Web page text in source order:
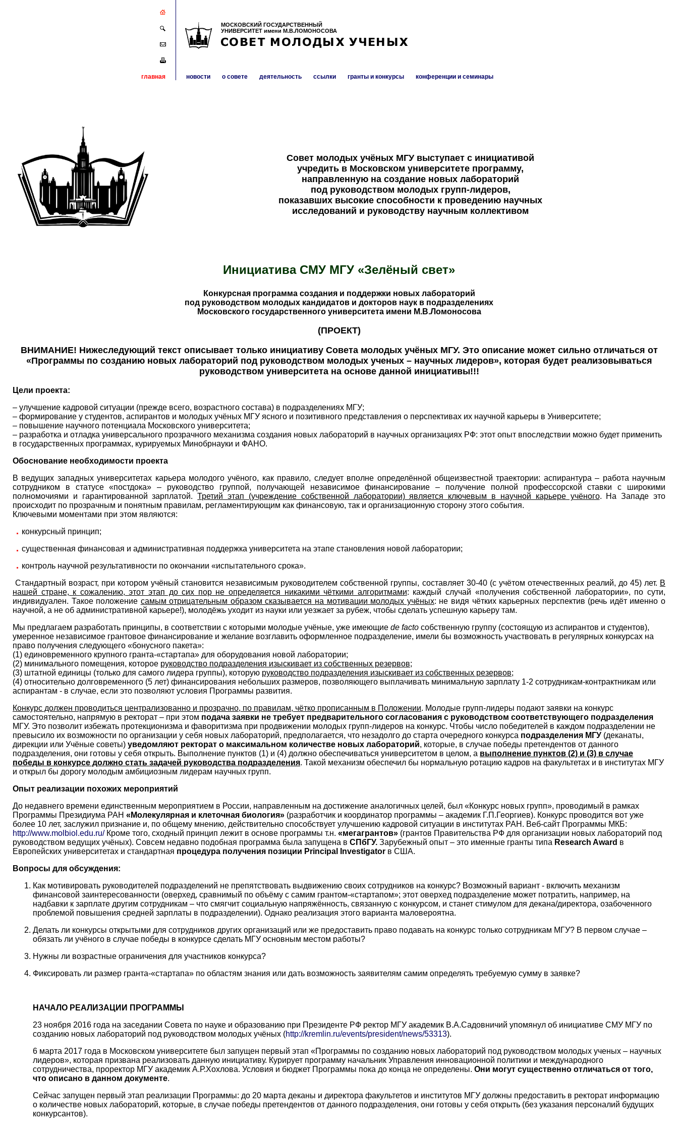
МОСКОВСКИЙ ГОСУДАРСТВЕННЫЙ
УНИВЕРСИТЕТ имени М.В.ЛОМОНОСОВА
главная новости о совете деятельность ссылки гранты и конкурсы конференции и семинары
Совет молодых учёных МГУ выступает с инициативой
учредить в Московском университете программу,
направленную на создание новых лабораторий
под руководством молодых групп-лидеров,
показавших высокие способности к проведению научных
исследований и руководству научным коллективом
Инициатива СМУ МГУ «Зелёный свет»
Конкурсная программа создания и поддержки новых лабораторий
под руководством молодых кандидатов и докторов наук в подразделениях
Московского государственного университета имени М.В.Ломоносова
(ПРОЕКТ)
ВНИМАНИЕ! Нижеследующий текст описывает только инициативу Совета молодых учёных МГУ. Это описание может сильно отличаться от
«Программы по созданию новых лабораторий под руководством молодых ученых – научных лидеров», которая будет реализовываться
руководством университета на основе данной инициативы!!!
Цели проекта:
– улучшение кадровой ситуации (прежде всего, возрастного состава) в подразделениях МГУ;
– формирование у студентов, аспирантов и молодых учёных МГУ ясного и позитивного представления о перспективах их научной карьеры в Университете;
– повышение научного потенциала Московского университета;
– разработка и отладка универсального прозрачного механизма создания новых лабораторий в научных организациях РФ: этот опыт впоследствии можно будет применить
в государственных программах, курируемых Минобрнауки и ФАНО.
Обоснование необходимости проекта
В ведущих западных университетах карьера молодого учёного, как правило, следует вполне определённой общеизвестной траектории: аспирантура – работа научным
сотрудником в статусе «постдока» – руководство группой, получающей независимое финансирование – получение полной профессорской ставки с широкими
полномочиями и гарантированной зарплатой.Третий этап (учреждение собственной лаборатории) является ключевым в научной карьере учёного. На Западе это
происходит по прозрачным и понятным правилам, регламентирующим как финансовую, так и организационную сторону этого события.
Ключевыми моментами при этом являются:
конкурсный принцип;
существенная финансовая и административная поддержка университета на этапе становления новой лаборатории;
контроль научной результативности по окончании «испытательного срока».
Стандартный возраст, при котором учёный становится независимым руководителем собственной группы, составляет 30-40 (с учётом отечественных реалий, до 45) лет. В
нашей стране, к сожалению, этот этап до сих пор не определяется никакими чёткими алгоритмами: каждый случай «получения собственной лаборатории», по сути,
индивидуален. Такое положение самым отрицательным образом сказывается на мотивации молодых учёных: не видя чётких карьерных перспектив (речь идёт именно о
научной, а не об административной карьере!), молодёжь уходит из науки или уезжает за рубеж, чтобы сделать успешную карьеру там.
Мы предлагаем разработать принципы, в соответствии с которыми молодые учёные, уже имеющие de facto собственную группу (состоящую из аспирантов и студентов),
умеренное независимое грантовое финансирование и желание возглавить оформленное подразделение, имели бы возможность участвовать в регулярных конкурсах на
право получения следующего «бонусного пакета»:
(1) единовременного крупного гранта-«стартапа» для оборудования новой лаборатории;
(2) минимального помещения, которое руководство подразделения изыскивает из собственных резервов;
(3) штатной единицы (только для самого лидера группы), которую руководство подразделения изыскивает из собственных резервов;
(4) относительно долговременного (5 лет) финансирования небольших размеров, позволяющего выплачивать минимальную зарплату 1-2 сотрудникам-контрактникам или
аспирантам - в случае, если это позволяют условия Программы развития.
Конкурс должен проводиться централизованно и прозрачно, по правилам, чётко прописанным в Положении. Молодые групп-лидеры подают заявки на конкурс
самостоятельно, напрямую в ректорат – при этом подача заявки не требует предварительного согласования с руководством соответствующего подразделения
МГУ. Это позволит избежать протекционизма и фаворитизма при продвижении молодых групп-лидеров на конкурс. Чтобы число победителей в каждом подразделении не
превысило их возможности по организации у себя новых лабораторий, предполагается, что незадолго до старта очередного конкурса подразделения МГУ (деканаты,
дирекции или Учёные советы) уведомляют ректорат о максимальном количестве новых лабораторий, которые, в случае победы претендентов от данного
подразделения, они готовы у себя открыть. Выполнение пунктов (1) и (4) должно обеспечиваться университетом в целом, а выполнение пунктов (2) и (3) в случае
победы в конкурсе должно стать задачей руководства подразделения. Такой механизм обеспечил бы нормальную ротацию кадров на факультетах и в институтах МГУ
и открыл бы дорогу молодым амбициозным лидерам научных групп.
Опыт реализации похожих мероприятий
До недавнего времени единственным мероприятием в России, направленным на достижение аналогичных целей, был «Конкурс новых групп», проводимый в рамках
Программы Президиума РАН «Молекулярная и клеточная биология» (разработчик и координатор программы – академик Г.П.Георгиев). Конкурс проводится вот уже
более 10 лет, заслужил признание и, по общему мнению, действительно способствует улучшению кадровой ситуации в институтах РАН. Веб-сайт Программы МКБ:
http://www.molbiol.edu.ru/Кроме того, сходный принцип лежит в основе программы т.н. «мегагрантов» (грантов Правительства РФ для организации новых лабораторий под
руководством ведущих учёных). Совсем недавно подобная программа была запущена в СПбГУ. Зарубежный опыт – это именные гранты типа Research Award в
Европейских университетах и стандартная процедура получения позиции Principal Investigator в США.
Вопросы для обсуждения:
Как мотивировать руководителей подразделений не препятствовать выдвижению своих сотрудников на конкурс? Возможный вариант - включить механизм
финансовой заинтересованности (оверхед, сравнимый по объёму с самим грантом-«стартапом»; этот оверхед подразделение может потратить, например, на
надбавки к зарплате другим сотрудникам – что смягчит социальную напряжённость, связанную с конкурсом, и станет стимулом для декана/директора, озабоченного
проблемой повышения средней зарплаты в подразделении). Однако реализация этого варианта маловероятна.
Делать ли конкурсы открытыми для сотрудников других организаций или же предоставить право подавать на конкурс только сотрудникам МГУ? В первом случае –
обязать ли учёного в случае победы в конкурсе сделать МГУ основным местом работы?
Нужны ли возрастные ограничения для участников конкурса?
Фиксировать ли размер гранта-«стартапа» по областям знания или дать возможность заявителям самим определять требуемую сумму в заявке?
НАЧАЛО РЕАЛИЗАЦИИ ПРОГРАММЫ
23 ноября 2016 года на заседании Совета по науке и образованию при Президенте РФ ректор МГУ академик В.А.Садовничий упомянул об инициативе СМУ МГУ по
созданию новых лабораторий под руководством молодых учёных (http://kremlin.ru/events/president/news/53313).
6 марта 2017 года в Московском университете был запущен первый этап «Программы по созданию новых лабораторий под руководством молодых ученых – научных
лидеров», которая призвана реализовать данную инициативу. Курирует программу начальник Управления инновационной политики и международного
сотрудничества, проректор МГУ академик А.Р.Хохлова. Условия и бюджет Программы пока до конца не определены. Они могут существенно отличаться от того,
что описано в данном документе.
Сейчас запущен первый этап реализации Программы: до 20 марта деканы и директора факультетов и институтов МГУ должны предоставить в ректорат информацию
о количестве новых лабораторий, которые, в случае победы претендентов от данного подразделения, они готовы у себя открыть (без указания персоналий будущих
конкурсантов).